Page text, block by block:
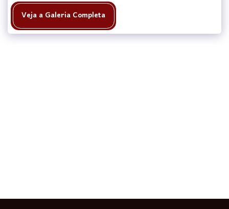
Veja a Galeria Completa